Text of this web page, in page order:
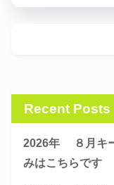
Recent Posts
2026年 ８月キ
みはこちらです